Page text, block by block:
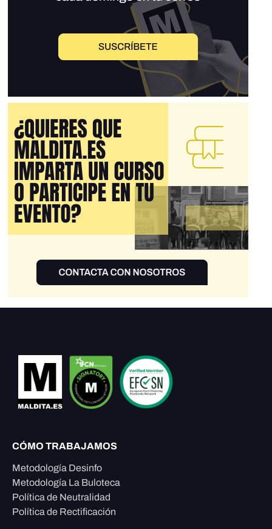
CÓMO TRABAJAMOS
Metodología Desinfo
Metodología La Buloteca
Política de Neutralidad
Política de Rectificación